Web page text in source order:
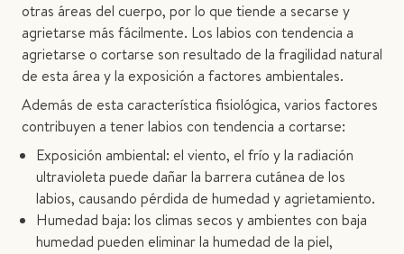
otras áreas del cuerpo, por lo que tiende a secarse y
agrietarse más fácilmente. Los labios con tendencia a
agrietarse o cortarse son resultado de la fragilidad natural
de esta área y la exposición a factores ambientales.
Además de esta característica fisiológica, varios factores
contribuyen a tener labios con tendencia a cortarse:
Exposición ambiental: el viento, el frío y la radiación
ultravioleta puede dañar la barrera cutánea de los
labios, causando pérdida de humedad y agrietamiento.
Humedad baja: los climas secos y ambientes con baja
humedad pueden eliminar la humedad de la piel,